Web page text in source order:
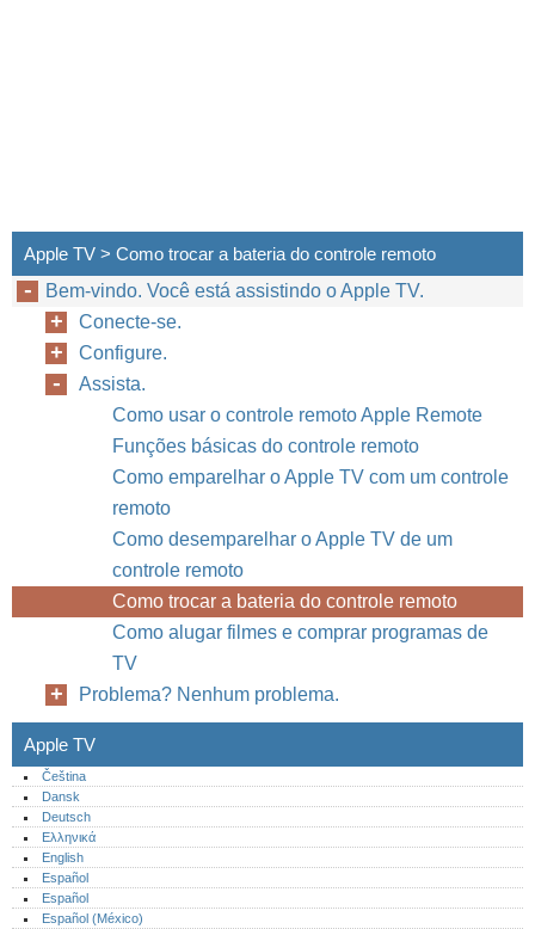
Apple TV > Como trocar a bateria do controle remoto
Bem-vindo. Você está assistindo o Apple TV.
Conecte-se.
Configure.
Assista.
Como usar o controle remoto Apple Remote
Funções básicas do controle remoto
Como emparelhar o Apple TV com um controle
remoto
Como desemparelhar o Apple TV de um
controle remoto
Como trocar a bateria do controle remoto
Como alugar filmes e comprar programas de
TV
Problema? Nenhum problema.
Apple TV
Čeština
Dansk
Deutsch
Ελληνικά
English
Español
Español
Español (México)‎